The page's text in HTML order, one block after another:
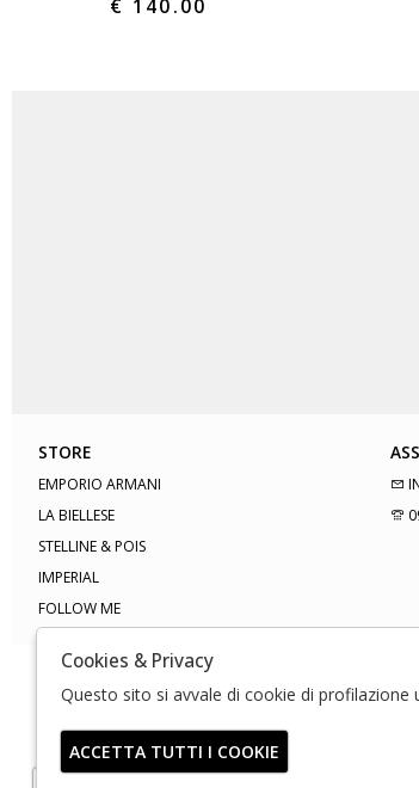
€ 140.00
STORE
EMPORIO ARMANI
LA BIELLESE
STELLINE & POIS
IMPERIAL
FOLLOW ME
Cookies & Privacy
Questo sito si avvale di cookie di
ACCETTA TUTTI I COOKIE